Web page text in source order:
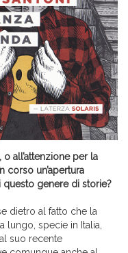
all’attenzione per la
corso un’apertura
questo genere di storie?
dietro al fatto che la
lungo, specie in Italia,
suo recente